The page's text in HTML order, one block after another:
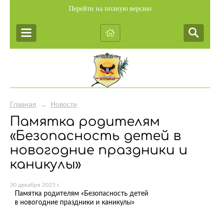
Перейти на полную версию
Главная → Новости
Памятка родителям
«Безопасность детей в
новогодние праздники и
каникулы»
30 декабря 2025 г.
Памятка родителям «Безопасность детей
в новогодние праздники и каникулы»